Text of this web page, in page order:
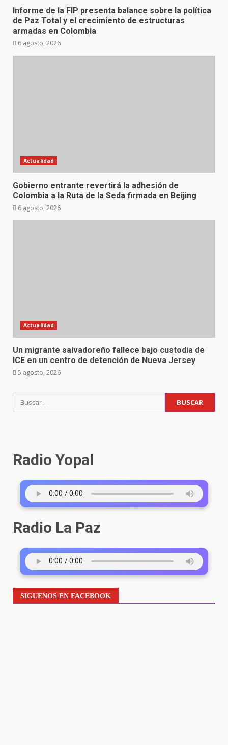
Informe de la FIP presenta balance sobre la política
de Paz Total y el crecimiento de estructuras
armadas en Colombia
6 agosto, 2026
Actualidad
Gobierno entrante revertirá la adhesión de
Colombia a la Ruta de la Seda firmada en Beijing
6 agosto, 2026
Actualidad
Un migrante salvadoreño fallece bajo custodia de
ICE en un centro de detención de Nueva Jersey
5 agosto, 2026
Buscar:
Radio Yopal
Radio La Paz
SIGUENOS EN FACEBOOK